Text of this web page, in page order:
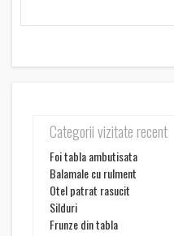
Categorii vizitate recent
Foi tabla ambutisata
Balamale cu rulment
Otel patrat rasucit
Silduri
Frunze din tabla